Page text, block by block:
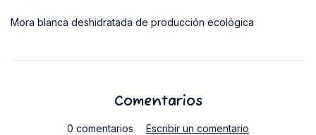
Mora blanca deshidratada de producción ecológica
Comentarios
0 comentarios Escribir un comentario